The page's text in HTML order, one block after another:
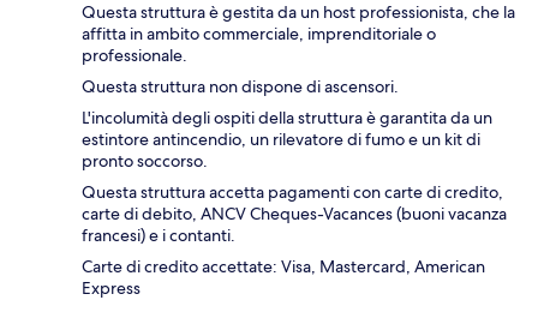
Questa struttura è gestita da un host professionista, che la
affitta in ambito commerciale, imprenditoriale o
professionale.
Questa struttura non dispone di ascensori.
L'incolumità degli ospiti della struttura è garantita da un
estintore antincendio, un rilevatore di fumo e un kit di
pronto soccorso.
Questa struttura accetta pagamenti con carte di credito,
carte di debito, ANCV Cheques-Vacances (buoni vacanza
francesi) e i contanti.
Carte di credito accettate: Visa, Mastercard, American
Express